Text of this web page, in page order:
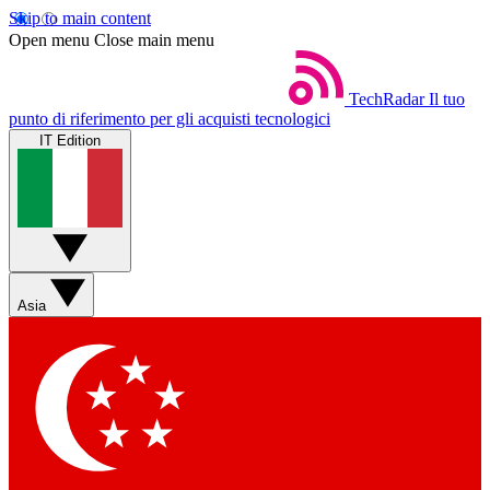
Skip to main content
Open menu Close main menu
TechRadar Il tuo
punto di riferimento per gli acquisti tecnologici
IT Edition
Asia